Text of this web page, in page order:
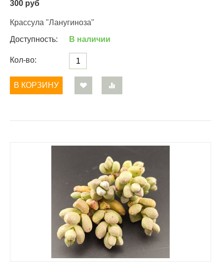
300 руб
Крассула "Ланугиноза"
Доступность:
В наличии
Кол-во:
В КОРЗИНУ